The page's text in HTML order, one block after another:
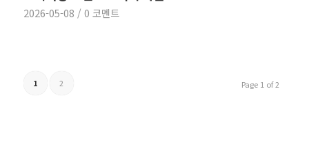
2026-05-08 / 0 코멘트
Page 1 of 2
1 2